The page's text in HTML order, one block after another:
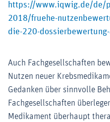
https://www.iqwig.de/de/
2018/fruehe-
die-220-
Auch Fachgesellschaften
Nutzen neuer
Gedanken über sinnvolle
Fachgesellschaften
Medikament überhaupt